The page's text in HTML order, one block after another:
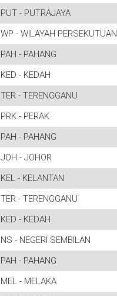
PUT - PUTRAJAYA
WP - WILAYAH PERSEKUTUAN
PAH - PAHANG
KED - KEDAH
TER - TERENGGANU
PRK - PERAK
PAH - PAHANG
JOH - JOHOR
KEL - KELANTAN
TER - TERENGGANU
KED - KEDAH
NS - NEGERI SEMBILAN
PAH - PAHANG
MEL - MELAKA